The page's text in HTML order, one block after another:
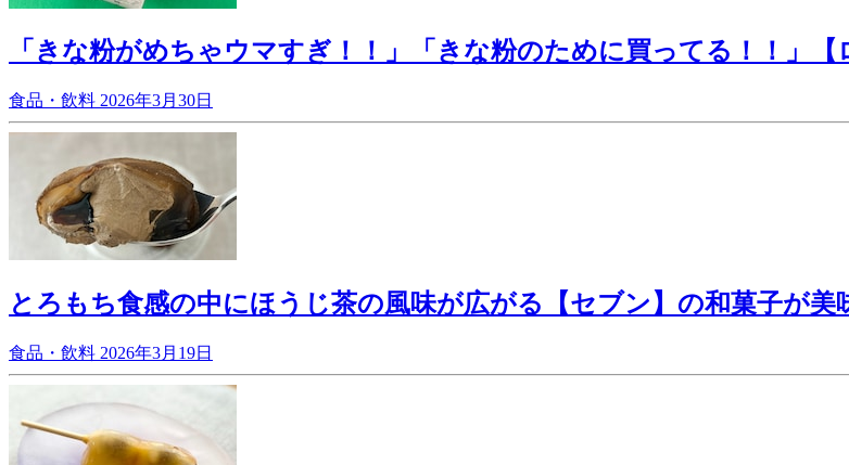
「きな粉がめちゃウマすぎ！！」「きな粉のために買ってる！！」【
食品・飲料 2026年3月30日
とろもち食感の中にほうじ茶の風味が広がる【セブン】の和菓子が美
食品・飲料 2026年3月19日